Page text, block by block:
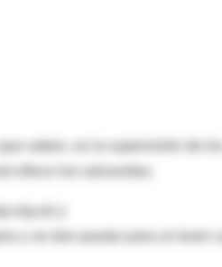
saben, es la supervisión de
y
y se dan pautas para un buen